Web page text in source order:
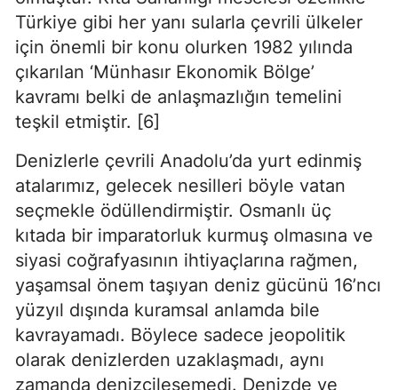
Türkiye gibi her yanı sularla çevrili ülkeler
için önemli bir konu olurken 1982 yılında
çıkarılan ‘Münhasır Ekonomik Bölge’
kavramı belki de anlaşmazlığın temelini
teşkil etmiştir. [6]
Denizlerle çevrili Anadolu’da yurt edinmiş
atalarımız, gelecek nesilleri böyle vatan
seçmekle ödüllendirmiştir. Osmanlı üç
kıtada bir imparatorluk kurmuş olmasına ve
siyasi coğrafyasının ihtiyaçlarına rağmen,
yaşamsal önem taşıyan deniz gücünü 16’ncı
yüzyıl dışında kuramsal anlamda bile
kavrayamadı. Böylece sadece jeopolitik
olarak denizlerden uzaklaşmadı, aynı
zamanda denizcileşemedi. Denizde ve